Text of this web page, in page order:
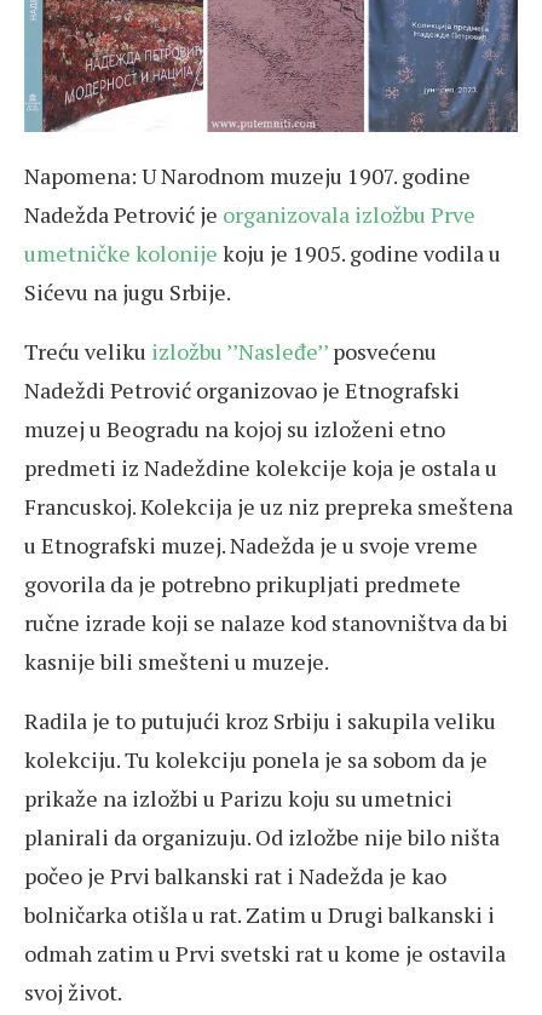
Napomena: U Narodnom muzeju 1907. godine
Nadežda Petrović je organizovala izložbu Prve
umetničke kolonije koju je 1905. godine vodila u
Sićevu na jugu Srbije.
Treću veliku izložbu ’’Nasleđe’’ posvećenu
Nadeždi Petrović organizovao je Etnografski
muzej u Beogradu na kojoj su izloženi etno
predmeti iz Nadeždine kolekcije koja je ostala u
Francuskoj. Kolekcija je uz niz prepreka smeštena
u Etnografski muzej. Nadežda je u svoje vreme
govorila da je potrebno prikupljati predmete
ručne izrade koji se nalaze kod stanovništva da bi
kasnije bili smešteni u muzeje.
Radila je to putujući kroz Srbiju i sakupila veliku
kolekciju. Tu kolekciju ponela je sa sobom da je
prikaže na izložbi u Parizu koju su umetnici
planirali da organizuju. Od izložbe nije bilo ništa
počeo je Prvi balkanski rat i Nadežda je kao
bolničarka otišla u rat. Zatim u Drugi balkanski i
odmah zatim u Prvi svetski rat u kome je ostavila
svoj život.